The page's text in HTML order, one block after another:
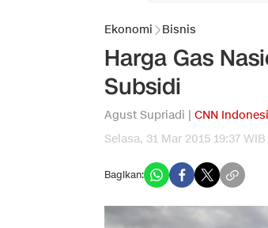
Ekonomi Bisnis
Harga Gas
Subsidi
Agust Supriadi | CNN
Selasa, 31 Mar 2015 19:37 WIB
Bagikan: